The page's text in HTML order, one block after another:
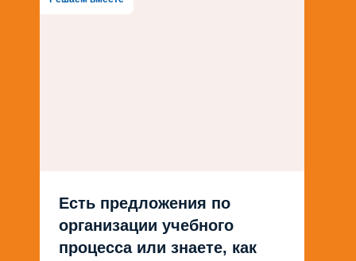
Есть предложения по
организации учебного
процесса или знаете, как